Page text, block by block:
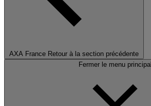
AXA France Retour à la section précédente
Fermer le menu principal